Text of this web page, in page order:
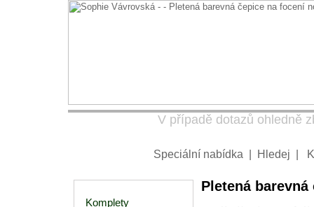
V případě dotazů ohledně
Speciální nabídka Hledej
Komplety
Pletená